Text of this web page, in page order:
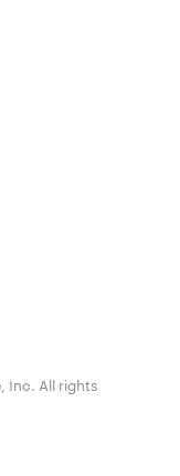
Inc. All rights